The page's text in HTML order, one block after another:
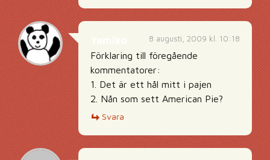
8 augusti, 2009 kl. 10:18
Förklaring till föregående
kommentatorer:
1. Det är ett hål mitt i pajen
2. Nån som sett American Pie?
Svara